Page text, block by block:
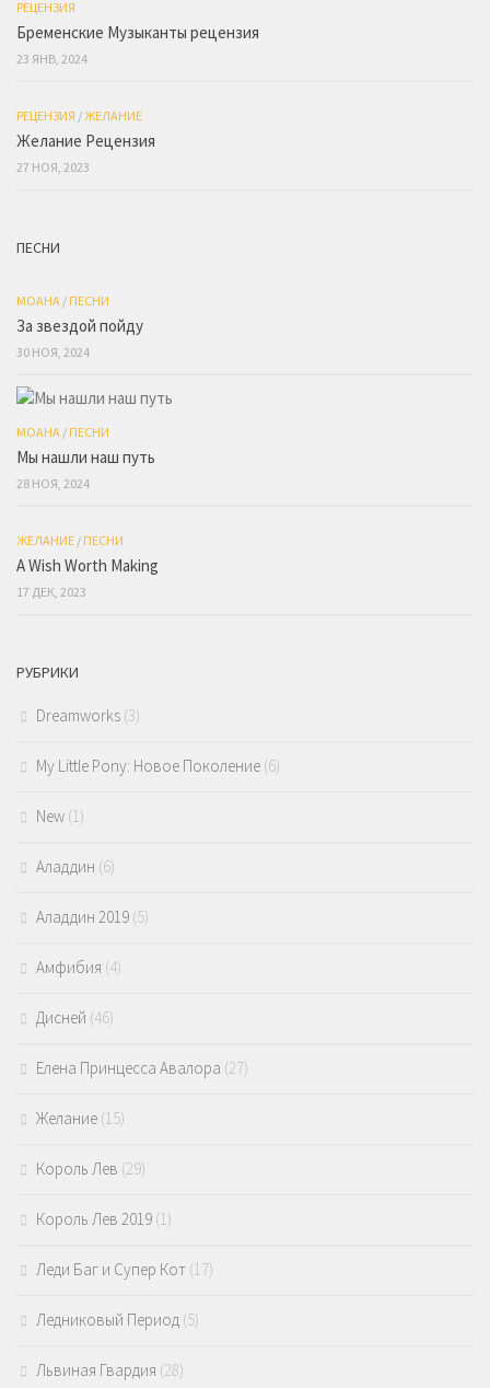
РЕЦЕНЗИЯ
Бременские Музыканты рецензия
23 ЯНВ, 2024
РЕЦЕНЗИЯ /ЖЕЛАНИЕ
Желание Рецензия
27 НОЯ, 2023
ПЕСНИ
МОАНА / ПЕСНИ
За звездой пойду
30 НОЯ, 2024
МОАНА / ПЕСНИ
Мы нашли наш путь
28 НОЯ, 2024
ЖЕЛАНИЕ / ПЕСНИ
A Wish Worth Making
17 ДЕК, 2023
РУБРИКИ
Dreamworks (3)
My Little Pony: Новое Поколение (6)
New (1)
Аладдин (6)
Аладдин 2019 (5)
Амфибия (4)
Дисней (46)
Елена Принцесса Авалора (27)
Желание (15)
Король Лев (29)
Король Лев 2019 (1)
Леди Баг и Супер Кот (17)
Ледниковый Период (5)
Львиная Гвардия (28)